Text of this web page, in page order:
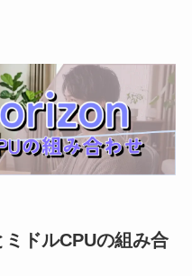
ドルCPUの組み合